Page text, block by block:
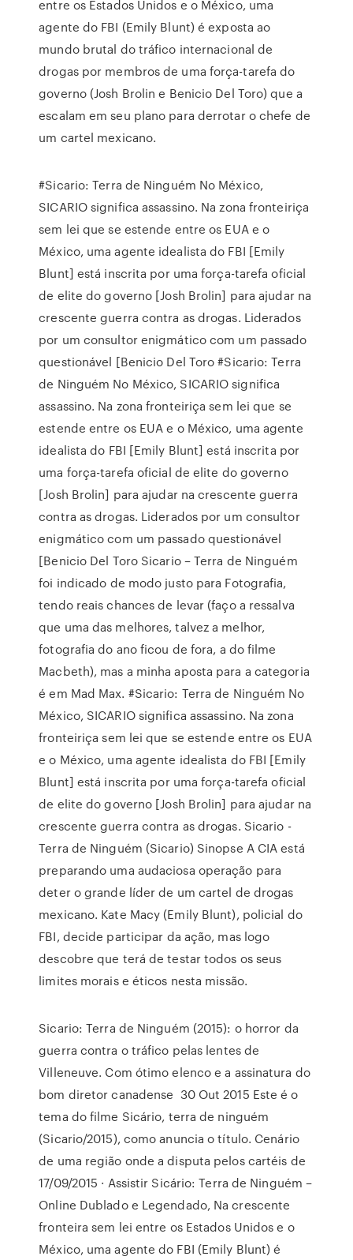
entre os Estados Unidos e o México, uma
agente do FBI (Emily Blunt) é exposta ao
mundo brutal do tráfico internacional de
drogas por membros de uma força-tarefa do
governo (Josh Brolin e Benicio Del Toro) que a
escalam em seu plano para derrotar o chefe de
um cartel mexicano.
#Sicario: Terra de Ninguém No México,
SICARIO significa assassino. Na zona fronteiriça
sem lei que se estende entre os EUA e o
México, uma agente idealista do FBI [Emily
Blunt] está inscrita por uma força-tarefa oficial
de elite do governo [Josh Brolin] para ajudar na
crescente guerra contra as drogas. Liderados
por um consultor enigmático com um passado
questionável [Benicio Del Toro #Sicario: Terra
de Ninguém No México, SICARIO significa
assassino. Na zona fronteiriça sem lei que se
estende entre os EUA e o México, uma agente
idealista do FBI [Emily Blunt] está inscrita por
uma força-tarefa oficial de elite do governo
[Josh Brolin] para ajudar na crescente guerra
contra as drogas. Liderados por um consultor
enigmático com um passado questionável
[Benicio Del Toro Sicario – Terra de Ninguém
foi indicado de modo justo para Fotografia,
tendo reais chances de levar (faço a ressalva
que uma das melhores, talvez a melhor,
fotografia do ano ficou de fora, a do filme
Macbeth), mas a minha aposta para a categoria
é em Mad Max. #Sicario: Terra de Ninguém No
México, SICARIO significa assassino. Na zona
fronteiriça sem lei que se estende entre os EUA
e o México, uma agente idealista do FBI [Emily
Blunt] está inscrita por uma força-tarefa oficial
de elite do governo [Josh Brolin] para ajudar na
crescente guerra contra as drogas. Sicario -
Terra de Ninguém (Sicario) Sinopse A CIA está
preparando uma audaciosa operação para
deter o grande líder de um cartel de drogas
mexicano. Kate Macy (Emily Blunt), policial do
FBI, decide participar da ação, mas logo
descobre que terá de testar todos os seus
limites morais e éticos nesta missão.
Sicario: Terra de Ninguém (2015): o horror da
guerra contra o tráfico pelas lentes de
Villeneuve. Com ótimo elenco e a assinatura do
bom diretor canadense 30 Out 2015 Este é o
tema do filme Sicário, terra de ninguém
(Sicario/2015), como anuncia o título. Cenário
de uma região onde a disputa pelos cartéis de
17/09/2015 · Assistir Sicário: Terra de Ninguém –
Online Dublado e Legendado, Na crescente
fronteira sem lei entre os Estados Unidos e o
México, uma agente do FBI (Emily Blunt) é